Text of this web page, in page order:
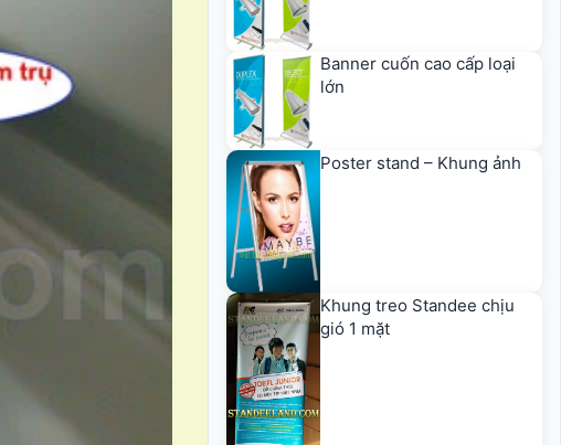
Banner cuốn cao cấp loại
lớn
Poster stand – Khung ảnh
Khung treo Standee chịu
gió 1 mặt